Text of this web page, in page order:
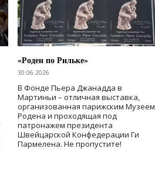
«Роден по Рильке»
30.06.2026
В Фонде Пьера Джанадда в
Мартиньи – отличная выставка,
организованная парижским Музеем
Родена и проходящая под
патронажем президента
Швейцарской Конфедерации Ги
Пармелена. Не пропустите!